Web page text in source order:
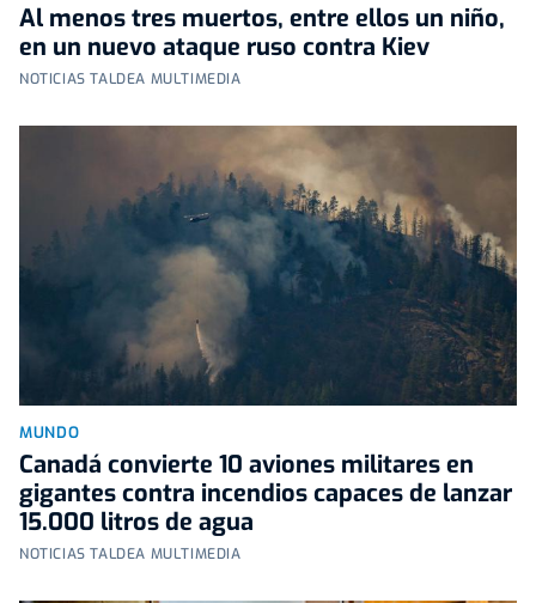
Al menos tres muertos, entre ellos un niño,
en un nuevo ataque ruso contra Kiev
NOTICIAS TALDEA MULTIMEDIA
MUNDO
Canadá convierte 10 aviones militares en
gigantes contra incendios capaces de lanzar
15.000 litros de agua
NOTICIAS TALDEA MULTIMEDIA